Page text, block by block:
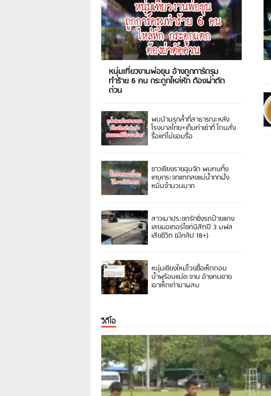
หนุ่มเที่ยวงานพ่อขุน อ้างถูกการ์ดรุม
ทำร้าย 6 คน กระดูกไหล่หัก ต้องผ่าตัด
ด่วน
พบบ้านรุกล้ำที่สาธารณะหลัง
โรงบาลไทย+เก็บค่าเช่าที่ โดนสั่ง
รื้อแต่ไม่ยอมรื้อ
ชาวเชียงรายฉุนจัด พบคนทิ้ง
เศษกระจกแตกลงแม่น้ำกกฝั่ง
หมิ่นจำนวนมาก
สาวเมาประชดรักซิ่งรถป้ายแดง
เสยมอเตอร์ไซค์นิสิตปี 3 มฟล
เสียชีวิต (มีคลิป 18+)
หนุ่มเชียงใหม่โวยซื้อเห็ดถอบ
น้ำพุร้อนแม่ขะจาน อ้างคนขาย
เอาเห็ดเก่ามาผสม
วิดีโอ